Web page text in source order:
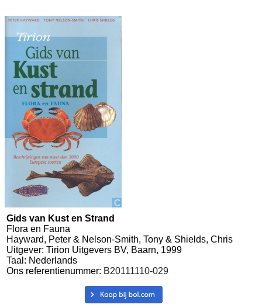
Gids van Kust en Strand
Flora en Fauna
Hayward, Peter & Nelson-Smith, Tony & Shields, Chris
Uitgever: Tirion Uitgevers BV, Baarn, 1999
Taal: Nederlands
Ons referentienummer: B20111110-029